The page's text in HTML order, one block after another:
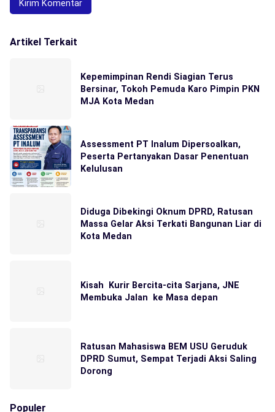
Artikel Terkait
Kepemimpinan Rendi Siagian Terus
Bersinar, Tokoh Pemuda Karo Pimpin PKN
MJA Kota Medan
Assessment PT Inalum Dipersoalkan,
Peserta Pertanyakan Dasar Penentuan
Kelulusan
Diduga Dibekingi Oknum DPRD, Ratusan
Massa Gelar Aksi Terkati Bangunan Liar di
Kota Medan
Kisah Kurir Bercita-cita Sarjana, JNE
Membuka Jalan ke Masa depan
Ratusan Mahasiswa BEM USU Geruduk
DPRD Sumut, Sempat Terjadi Aksi Saling
Dorong
Populer